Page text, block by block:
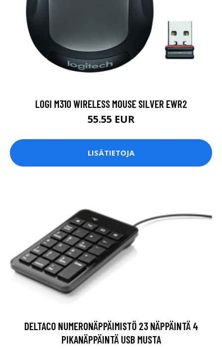
LOGI M310 WIRELESS MOUSE SILVER EWR2
55.55 EUR
LISÄTIETOJA
DELTACO NUMERONÄPPÄIMISTÖ 23 NÄPPÄINTÄ 4
PIKANÄPPÄINTÄ USB MUSTA